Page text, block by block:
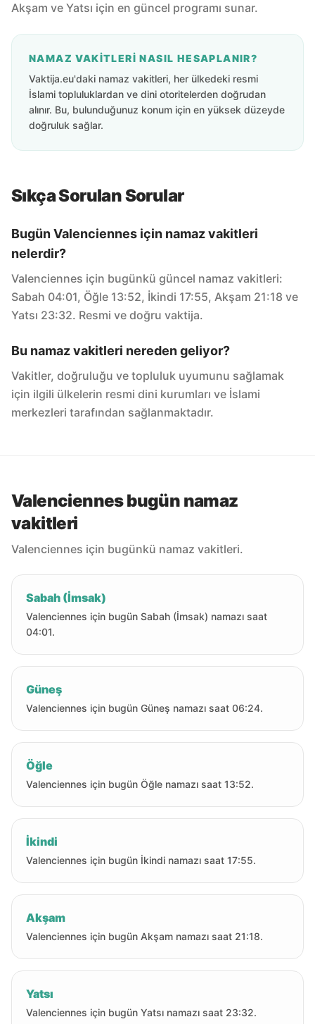
Akşam ve Yatsı için en güncel programı sunar.
NAMAZ VAKITLERI NASIL HESAPLANIR?
Vaktija.eu'daki namaz vakitleri, her ülkedeki resmi
İslami topluluklardan ve dini otoritelerden doğrudan
alınır. Bu, bulunduğunuz konum için en yüksek düzeyde
doğruluk sağlar.
Sıkça Sorulan Sorular
Bugün Valenciennes için namaz vakitleri
nelerdir?
Valenciennes için bugünkü güncel namaz vakitleri:
Sabah 04:01, Öğle 13:52, İkindi 17:55, Akşam 21:18 ve
Yatsı 23:32. Resmi ve doğru vaktija.
Bu namaz vakitleri nereden geliyor?
Vakitler, doğruluğu ve topluluk uyumunu sağlamak
için ilgili ülkelerin resmi dini kurumları ve İslami
merkezleri tarafından sağlanmaktadır.
Valenciennes bugün namaz
vakitleri
Valenciennes için bugünkü namaz vakitleri.
Sabah (İmsak)
Valenciennes için bugün Sabah (İmsak) namazı saat
04:01.
Güneş
Valenciennes için bugün Güneş namazı saat 06:24.
Öğle
Valenciennes için bugün Öğle namazı saat 13:52.
İkindi
Valenciennes için bugün İkindi namazı saat 17:55.
Akşam
Valenciennes için bugün Akşam namazı saat 21:18.
Yatsı
Valenciennes için bugün Yatsı namazı saat 23:32.